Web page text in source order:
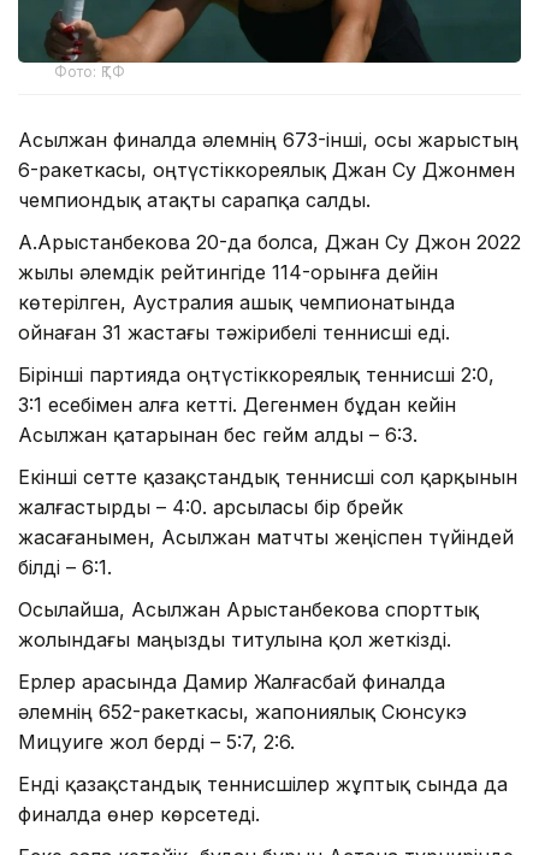
Фото: ҚТФ
Асылжан финалда әлемнің 673-інші, осы жарыстың
6-ракеткасы, оңтүстіккореялық Джан Су Джонмен
чемпиондық атақты сарапқа салды.
А.Арыстанбекова 20-да болса, Джан Су Джон 2022
жылы әлемдік рейтингіде 114-орынға дейін
көтерілген, Аустралия ашық чемпионатында
ойнаған 31 жастағы тәжірибелі теннисші еді.
Бірінші партияда оңтүстіккореялық теннисші 2:0,
3:1 есебімен алға кетті. Дегенмен бұдан кейін
Асылжан қатарынан бес гейм алды – 6:3.
Екінші сетте қазақстандық теннисші сол қарқынын
жалғастырды – 4:0. Қарсыласы бір брейк
жасағанымен, Асылжан матчты жеңіспен түйіндей
білді – 6:1.
Осылайша, Асылжан Арыстанбекова спорттық
жолындағы маңызды титулына қол жеткізді.
Ерлер арасында Дамир Жалғасбай финалда
әлемнің 652-ракеткасы, жапониялық Сюнсукэ
Мицуиге жол берді – 5:7, 2:6.
Енді қазақстандық теннисшілер жұптық сында да
финалда өнер көрсетеді.